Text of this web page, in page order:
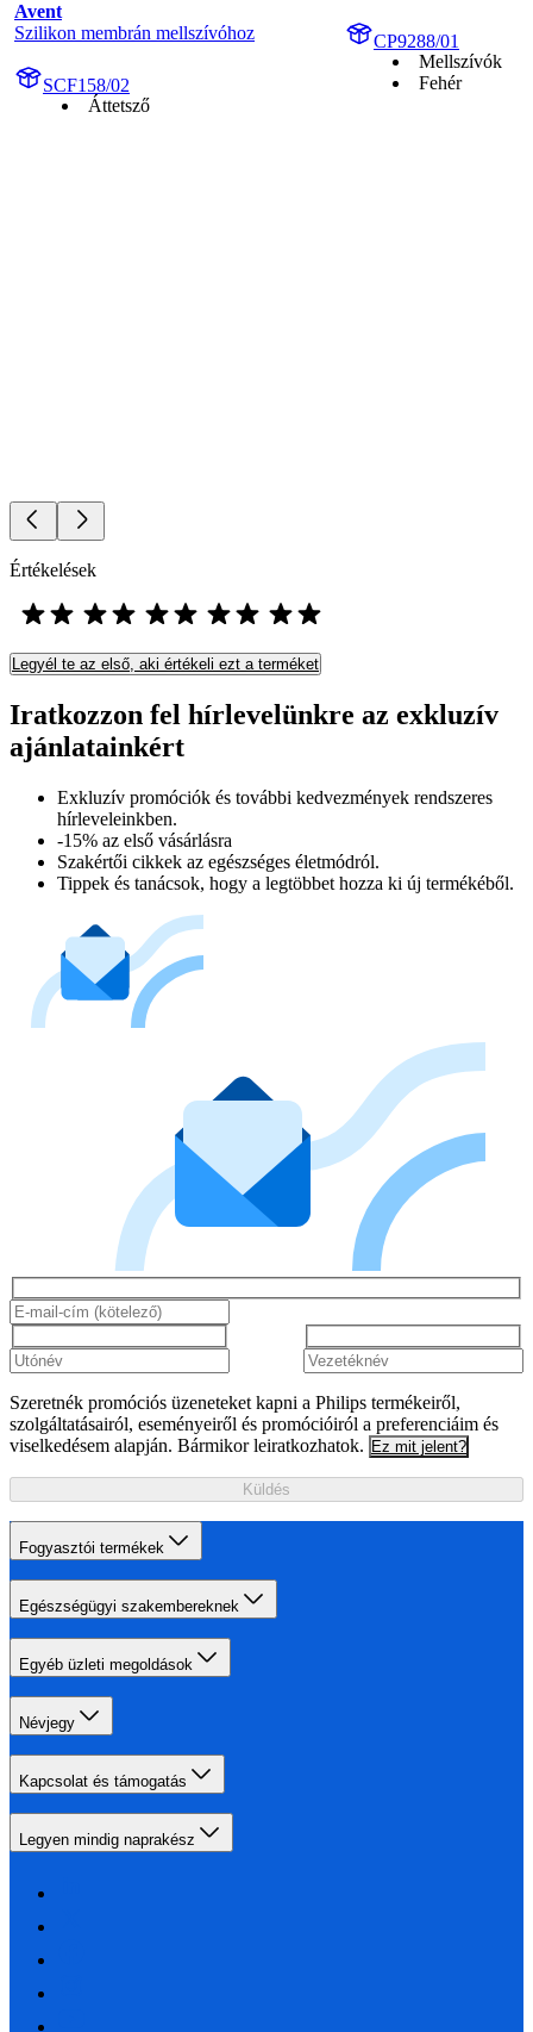
Avent
Szilikon membrán mellszívóhoz
SCF158/02
Áttetsző
CP9288/01
Mellszívók
Fehér
Értékelések
Legyél te az első, aki értékeli ezt a terméket
Iratkozzon fel hírlevelünkre az exkluzív
ajánlatainkért​
Exkluzív promóciók és további kedvezmények rendszeres
hírleveleinkben.
-15% az első vásárlásra
Szakértői cikkek az egészséges életmódról.
Tippek és tanácsok, hogy a legtöbbet hozza ki új termékéből.
Szeretnék promóciós üzeneteket kapni a Philips termékeiről,
szolgáltatásairól, eseményeiről és promócióiról a preferenciáim és
viselkedésem alapján. Bármikor leiratkozhatok. Ez mit jelent?
Küldés
Fogyasztói termékek
Egészségügyi szakembereknek
Egyéb üzleti megoldások
Névjegy
Kapcsolat és támogatás
Legyen mindig naprakész